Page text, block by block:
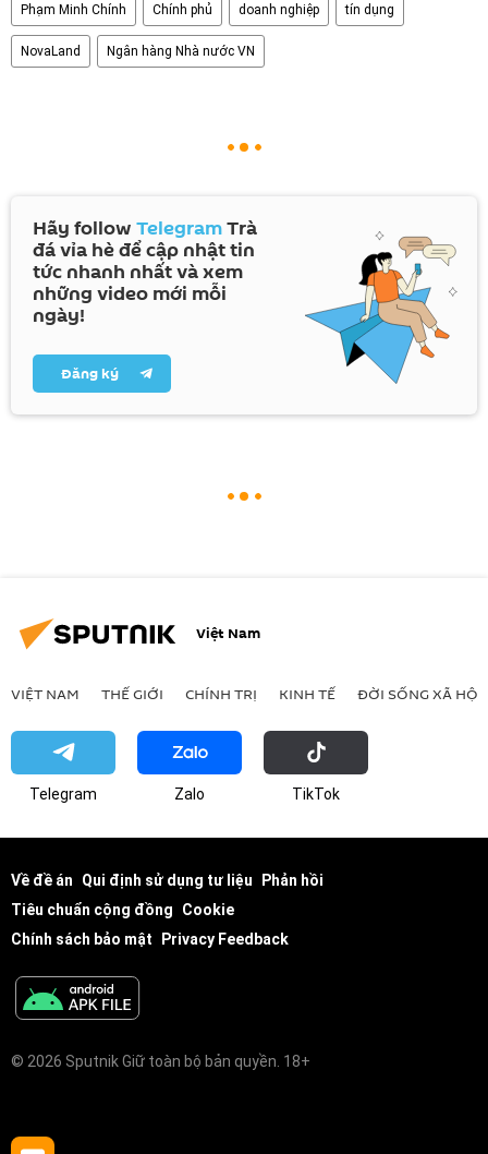
Phạm Minh Chính Chính phủ doanh nghiệp tín dụng
NovaLand Ngân hàng Nhà nước VN
Hãy follow TelegramTrà
đá vỉa hè để cập nhật tin
tức nhanh nhất và xem
những video mới mỗi
ngày!
Đăng ký
Việt Nam
VIỆT NAM THẾ GIỚI CHÍNH TRỊ KINH TẾ ĐỜI SỐNG XÃ HỘI
Telegram Zalo ТikТоk
Về đề án Qui định sử dụng tư liệu
Phản hồi
Tiêu chuẩn cộng đồng
Cookie
Chính sách bảo mật
Privacy Feedback
© 2026 Sputnik Giữ toàn bộ bản quyền. 18+